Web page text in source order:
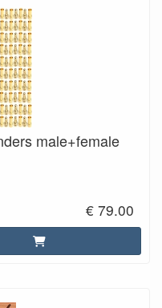
male+female
€ 79.00